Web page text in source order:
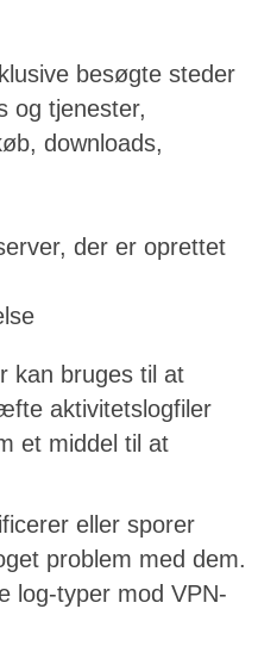
besøgte steder
og tjenester,
downloads,
der er oprettet
kan bruges til at
aktivitetslogfiler
et middel til at
eller sporer
problem med dem.
log-typer mod VPN-